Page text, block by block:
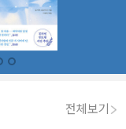
전체보기